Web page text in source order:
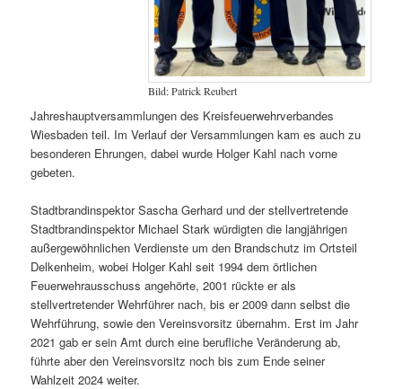
Bild: Patrick Reubert
Jahreshauptversammlungen des Kreisfeuerwehrverbandes
Wiesbaden teil. Im Verlauf der Versammlungen kam es auch zu
besonderen Ehrungen, dabei wurde Holger Kahl nach vorne
gebeten.
Stadtbrandinspektor Sascha Gerhard und der stellvertretende
Stadtbrandinspektor Michael Stark würdigten die langjährigen
außergewöhnlichen Verdienste um den Brandschutz im Ortsteil
Delkenheim, wobei Holger Kahl seit 1994 dem örtlichen
Feuerwehrausschuss angehörte, 2001 rückte er als
stellvertretender Wehrführer nach, bis er 2009 dann selbst die
Wehrführung, sowie den Vereinsvorsitz übernahm. Erst im Jahr
2021 gab er sein Amt durch eine berufliche Veränderung ab,
führte aber den Vereinsvorsitz noch bis zum Ende seiner
Wahlzeit 2024 weiter.